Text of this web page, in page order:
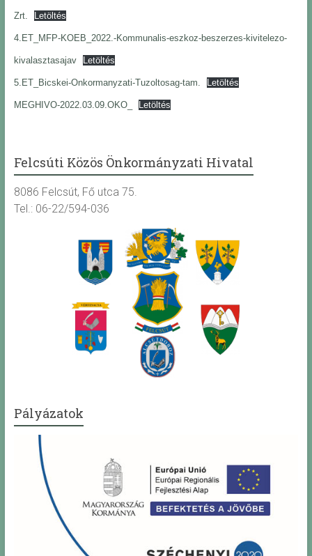
Zrt. Letöltés
4.ET_MFP-KOEB_2022.-Kommunalis-eszkoz-beszerzes-kivitelezo-
kivalasztasajav Letöltés
5.ET_Bicskei-Onkormanyzati-Tuzoltosag-tam. Letöltés
MEGHIVO-2022.03.09.OKO_ Letöltés
Felcsúti Közös Önkormányzati Hivatal
8086 Felcsút, Fő utca 75.
Tel.: 06-22/594-036
Pályázatok